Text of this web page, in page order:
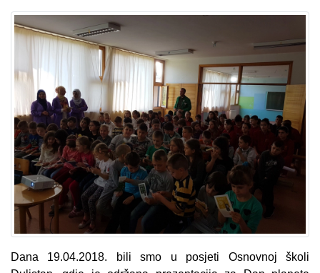
Dana 19.04.2018. bili smo u posjeti Osnovnoj školi